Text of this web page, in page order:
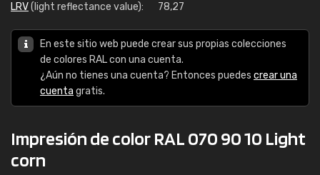
LRV(light reflectance value): 78,27
En este sitio web puede crear sus propias colecciones
de colores RAL con una cuenta.
¿Aún no tienes una cuenta? Entonces puedes crear una
cuenta gratis.
Impresión de color RAL 070 90 10 Light
corn